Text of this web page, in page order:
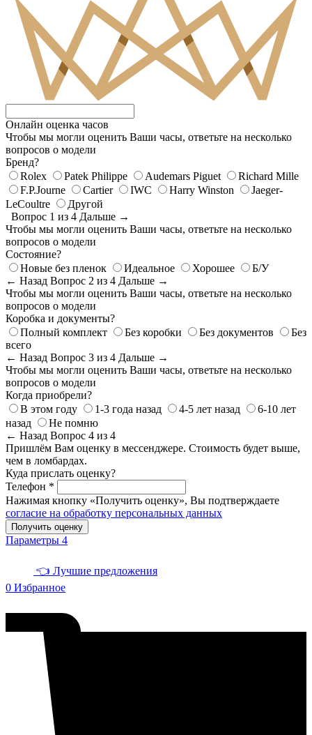
Онлайн оценка часов
Чтобы мы могли оценить Ваши часы, ответьте на несколько
вопросов о модели
Бренд?
Rolex
Patek Philippe Audemars Piguet
Richard Mille
F.P.Journe
Cartier IWC Harry Winston
Jaeger-
LeCoultre
Другой
Вопрос 1 из 4 Дальше →
Чтобы мы могли оценить Ваши часы, ответьте на несколько
вопросов о модели
Состояние?
Новые без пленок
Идеальное Хорошее
Б/У
← Назад Вопрос 2 из 4 Дальше →
Чтобы мы могли оценить Ваши часы, ответьте на несколько
вопросов о модели
Коробка и документы?
Полный комплект
Без коробки Без документов
Без
всего
← Назад Вопрос 3 из 4 Дальше →
Чтобы мы могли оценить Ваши часы, ответьте на несколько
вопросов о модели
Когда приобрели?
В этом году
1-3 года назад 4-5 лет назад
6-10 лет
назад
Не помню
← Назад Вопрос 4 из 4
Пришлём Вам оценку в мессенджере. Стоимость будет выше,
чем в ломбардах.
Куда прислать оценку?
Телефон *
Нажимая кнопку «Получить оценку», Вы подтверждаете
согласие на обработку персональных данных
Получить оценку
Параметры 4
👈 Лучшие предложения
0 Избранное